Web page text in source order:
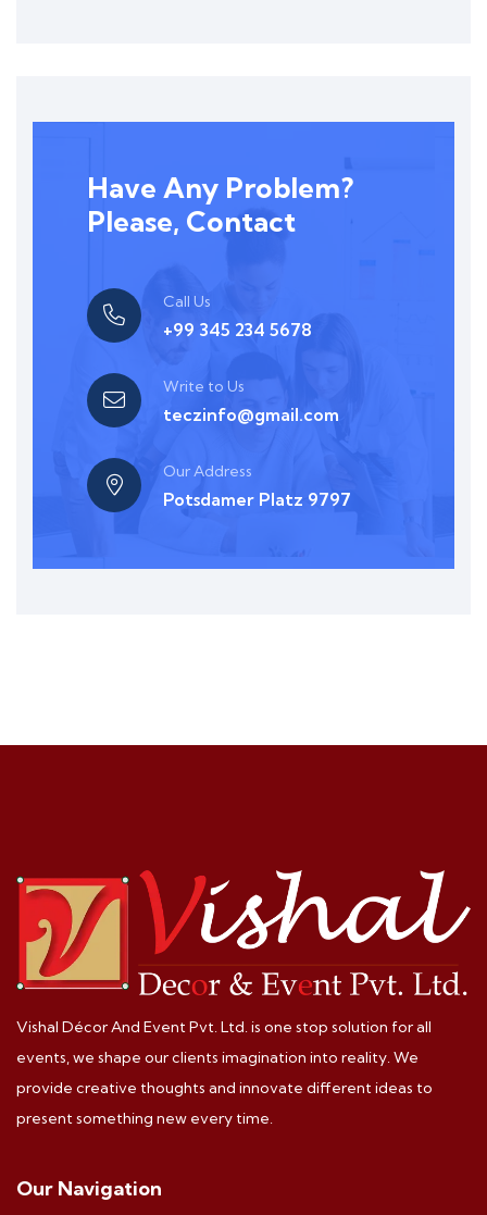
Have Any Problem?
Please, Contact
Call Us
+99 345 234 5678
Write to Us
teczinfo@gmail.com
Our Address
Potsdamer Platz 9797
Vishal Décor And Event Pvt. Ltd. is one stop solution for all
events, we shape our clients imagination into reality. We
provide creative thoughts and innovate different ideas to
present something new every time.
Our Navigation